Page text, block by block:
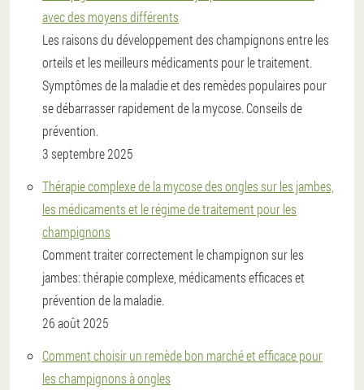
avec des moyens différents
Les raisons du développement des champignons entre les
orteils et les meilleurs médicaments pour le traitement.
Symptômes de la maladie et des remèdes populaires pour
se débarrasser rapidement de la mycose. Conseils de
prévention.
3 septembre 2025
Thérapie complexe de la mycose des ongles sur les jambes,
les médicaments et le régime de traitement pour les
champignons
Comment traiter correctement le champignon sur les
jambes: thérapie complexe, médicaments efficaces et
prévention de la maladie.
26 août 2025
Comment choisir un remède bon marché et efficace pour
les champignons à ongles